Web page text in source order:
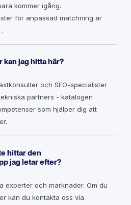
kommer igång.
för anpassad matchning är
kan jag hitta här?
och SEO-specialister
partners - katalogen
som hjälper dig att
hittar den
jag letar efter?
experter och marknader. Om du
kan du kontakta oss via